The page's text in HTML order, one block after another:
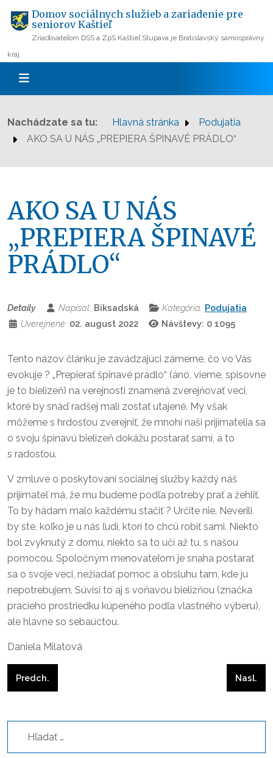
Domov sociálnych služieb a zariadenie pre
seniorov Kaštieľ
Zriaďovateľom DSS a ZpS Kaštieľ Stupava je Bratislavský samosprávny
kraj.
Nachádzate sa tu: Hlavná stránka
Podujatia
AKO SA U NÁS „PREPIERA ŠPINAVÉ PRÁDLO“
AKO SA U NÁS
„PREPIERA ŠPINAVÉ
PRÁDLO“
Detaily Napísal: Biksadská Kategória: Podujatia
Uverejnené: 02. august 2022 Návštevy: 0 1095
Tento názov článku je zavádzajúci zámerne, čo vo Vás
evokuje ? „Prepierať špinavé prádlo“ (áno, vieme, spisovne
je to bielizeň) na verejnosti znamená zverejňovať veci,
ktoré by snáď radšej mali zostať utajené. My však
môžeme s hrdosťou zverejniť, že mnohí naši prijímatelia sa
o svoju špinavú bielizeň dokážu postarať sami, a to
s radosťou.
V zmluve o poskytovaní sociálnej služby každý náš
prijímateľ má, že mu budeme podľa potreby prať a žehliť.
To by hádam malo každému stačiť ? Určite nie. Neverili
by ste, koľko je u nás ľudí, ktorí to chcú robiť sami. Niekto
bol zvyknutý z domu, niekto sa to učí až tu, s našou
pomocou. Spoločným menovateľom je snaha postarať
sa o svoje veci, nežiadať pomoc a obsluhu tam, kde ju
nepotrebujem. Súvisí to aj s voňavou bielizňou (značka
pracieho prostriedku kúpeného podľa vlastného výberu),
ale hlavne so sebaúctou.
Daniela Milatová
Predchádzajúci článok: Leto s piatou vlnou ochorenia
Predch. Nasl.